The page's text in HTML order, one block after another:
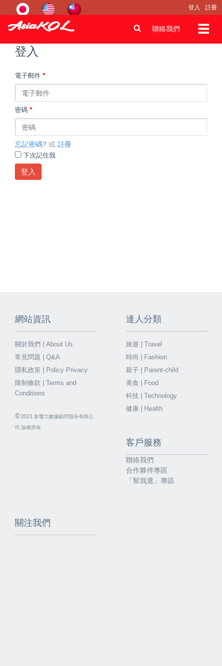
登入 註冊
聯絡我們
登入
電子郵件 *
密碼 *
忘記密碼? 或 註冊
下次記住我
登入
網站資訊
關於我們 | About Us
常見問題 | Q&A
隱私政策 | Policy Privacy
限制條款 | Terms and
Conditions
©2021 影響力數據顧問股份有限公
司.版權所有
達人分類
旅遊 | Travel
時尚 | Fashion
親子 | Parent-child
美食 | Food
科技 | Technology
健康 | Health
客戶服務
聯絡我們
合作夥伴專區
「幫我選」專區
關注我們